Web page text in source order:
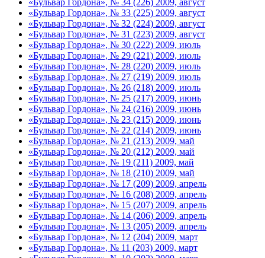
«Бульвар Гордона», № 33 (225) 2009, август
«Бульвар Гордона», № 32 (224) 2009, август
«Бульвар Гордона», № 31 (223) 2009, август
«Бульвар Гордона», № 30 (222) 2009, июль
«Бульвар Гордона», № 29 (221) 2009, июль
«Бульвар Гордона», № 28 (220) 2009, июль
«Бульвар Гордона», № 27 (219) 2009, июль
«Бульвар Гордона», № 26 (218) 2009, июль
«Бульвар Гордона», № 25 (217) 2009, июнь
«Бульвар Гордона», № 24 (216) 2009, июнь
«Бульвар Гордона», № 23 (215) 2009, июнь
«Бульвар Гордона», № 22 (214) 2009, июнь
«Бульвар Гордона», № 21 (213) 2009, май
«Бульвар Гордона», № 20 (212) 2009, май
«Бульвар Гордона», № 19 (211) 2009, май
«Бульвар Гордона», № 18 (210) 2009, май
«Бульвар Гордона», № 17 (209) 2009, апрель
«Бульвар Гордона», № 16 (208) 2009, апрель
«Бульвар Гордона», № 15 (207) 2009, апрель
«Бульвар Гордона», № 14 (206) 2009, апрель
«Бульвар Гордона», № 13 (205) 2009, апрель
«Бульвар Гордона», № 12 (204) 2009, март
«Бульвар Гордона», № 11 (203) 2009, март